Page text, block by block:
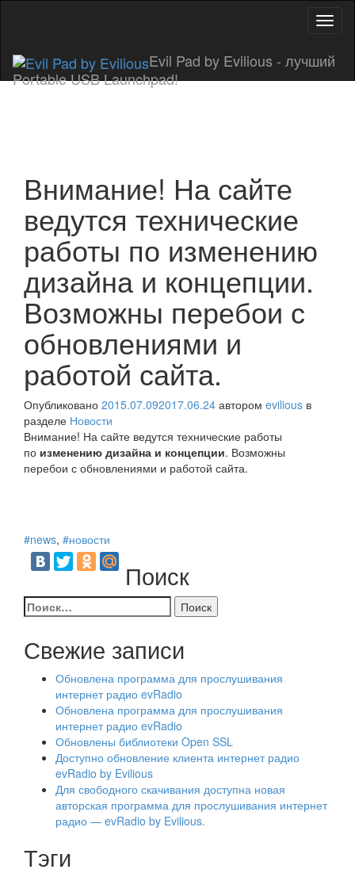
Evil Pad by Evilious - лучший
Portable USB Launchpad!
Внимание! На сайте
ведутся технические
работы по изменению
дизайна и концепции.
Возможны перебои с
обновлениями и
работой сайта.
Опубликовано 2015.07.092017.06.24 автором evilious в
разделе Новости
Внимание! На сайте ведутся технические работы
по изменению дизайна и концепции. Возможны
перебои с обновлениями и работой сайта.
#news, #новости
Поиск
Найти:
Свежие записи
Обновлена программа для прослушивания
интернет радио evRadio
Обновлена программа для прослушивания
интернет радио evRadio
Обновлены библиотеки Open SSL
Доступно обновление клиента интернет радио
evRadio by Evilious
Для свободного скачивания доступна новая
авторская программа для прослушивания интернет
радио — evRadio by Evilious.
Тэги